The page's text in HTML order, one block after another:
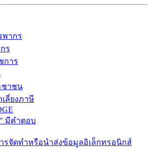
พากร
ร
การ
ชาชน
ลี่ยงภาษี
มีคำตอบ
รจัดทำหรือนำส่งข้อมูลอิเล็กทรอนิกส์